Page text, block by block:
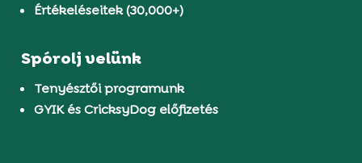
Értékeléseitek (30,000+)
Spórolj velünk
Tenyésztői programunk
GYIK és CricksyDog előfizetés